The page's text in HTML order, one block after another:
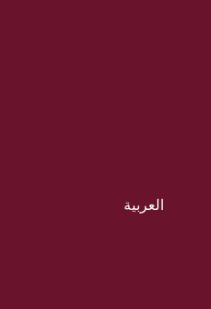
العربية